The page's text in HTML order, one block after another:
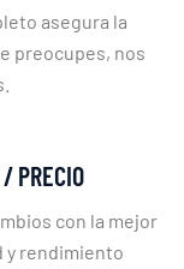
asegura la
preocupes, nos
PRECIO
con la mejor
y rendimiento